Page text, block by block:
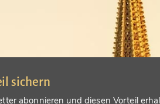
sichern
abonnieren und diesen Vorteil